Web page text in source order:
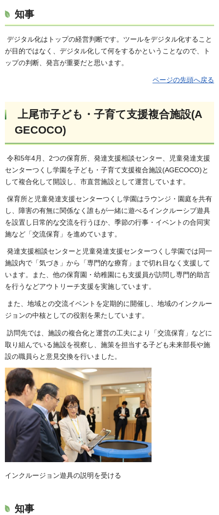
知事
デジタル化はトップの経営判断です。ツールをデジタル化すること
が目的ではなく、デジタル化して何をするかということなので、ト
ップの判断、発言が重要だと思います。
ページの先頭へ戻る
上尾市子ども・子育て支援複合施設(A
GECOCO)
令和5年4月、2つの保育所、発達支援相談センター、児童発達支援
センターつくし学園を子ども・子育て支援複合施設(AGECOCO)と
して複合化して開設し、市直営施設として運営しています。
保育所と児童発達支援センターつくし学園はラウンジ・園庭を共有
し、障害の有無に関係なく誰もが一緒に遊べるインクルーシブ遊具
を設置し日常的な交流を行うほか、季節の行事・イベントの合同実
施など「交流保育」を進めています。
発達支援相談センターと児童発達支援センターつくし学園では同一
施設内で「気づき」から「専門的な療育」まで切れ目なく支援して
います。また、他の保育園・幼稚園にも支援員が訪問し専門的助言
を行うなどアウトリーチ支援を実施しています。
また、地域との交流イベントを定期的に開催し、地域のインクルー
ジョンの中核としての役割を果たしています。
訪問先では、施設の複合化と運営の工夫により「交流保育」などに
取り組んでいる施設を視察し、施策を担当する子ども未来部長や施
設の職員らと意見交換を行いました。
インクルージョン遊具の説明を受ける
知事